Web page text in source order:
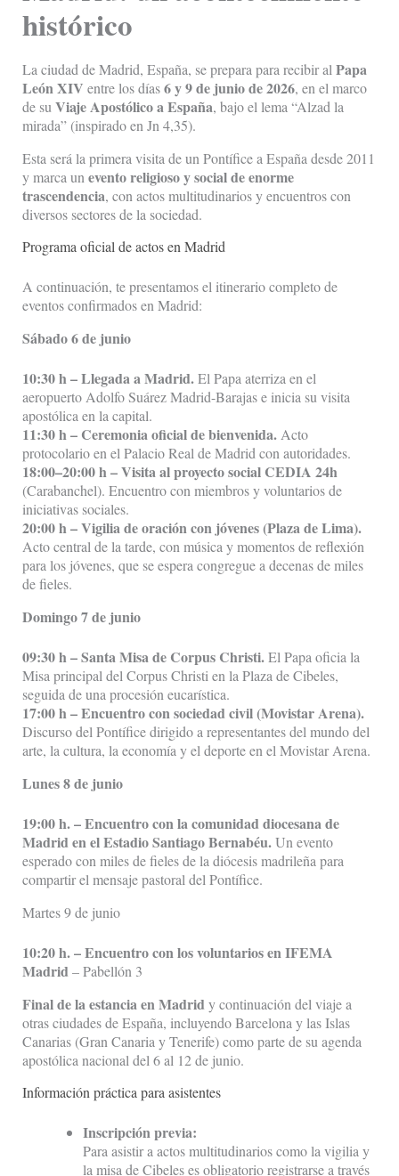
histórico
La ciudad de Madrid, España, se prepara para recibir al Papa
León XIV entre los días6 y 9 de junio de 2026, en el marco
de su Viaje Apostólico a España, bajo el lema “Alzad la
mirada” (inspirado en Jn 4,35).
Esta será la primera visita de un Pontífice a España desde 2011
y marca un evento religioso y social de enorme
trascendencia, con actos multitudinarios y encuentros con
diversos sectores de la sociedad.
Programa oficial de actos en Madrid
A continuación, te presentamos el itinerario completo de
eventos confirmados en Madrid:
Sábado 6 de junio
10:30 h – Llegada a Madrid.El Papa aterriza en el
aeropuerto Adolfo Suárez Madrid-Barajas e inicia su visita
apostólica en la capital.
11:30 h – Ceremonia oficial de bienvenida. Acto
protocolario en el Palacio Real de Madrid con autoridades.
18:00–20:00 h – Visita al proyecto social CEDIA 24h
(Carabanchel). Encuentro con miembros y voluntarios de
iniciativas sociales.
20:00 h – Vigilia de oración con jóvenes (Plaza de Lima).
Acto central de la tarde, con música y momentos de reflexión
para los jóvenes, que se espera congregue a decenas de miles
de fieles.
Domingo 7 de junio
09:30 h – Santa Misa de Corpus Christi.El Papa oficia la
Misa principal del Corpus Christi en la Plaza de Cibeles,
seguida de una procesión eucarística.
17:00 h – Encuentro con sociedad civil (Movistar Arena).
Discurso del Pontífice dirigido a representantes del mundo del
arte, la cultura, la economía y el deporte en el Movistar Arena.
Lunes 8 de junio
19:00 h. – Encuentro con la comunidad diocesana de
Madrid en el Estadio Santiago Bernabéu.Un evento
esperado con miles de fieles de la diócesis madrileña para
compartir el mensaje pastoral del Pontífice.
Martes 9 de junio
10:20 h. – Encuentro con los voluntarios en IFEMA
Madrid – Pabellón 3
Final de la estancia en Madrid y continuación del viaje a
otras ciudades de España, incluyendo Barcelona y las Islas
Canarias (Gran Canaria y Tenerife) como parte de su agenda
apostólica nacional del 6 al 12 de junio.
Información práctica para asistentes
Inscripción previa:
Para asistir a actos multitudinarios como la vigilia y
la misa de Cibeles es obligatorio registrarse a través